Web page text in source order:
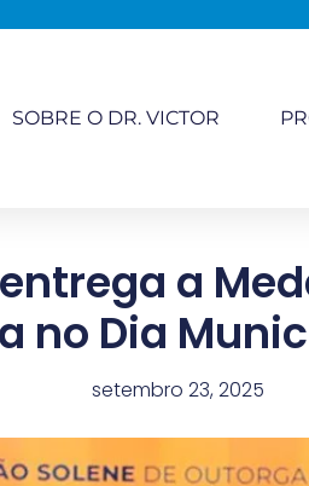
SOBRE O DR. VICTOR
a
no Dia
setembro 23, 2025